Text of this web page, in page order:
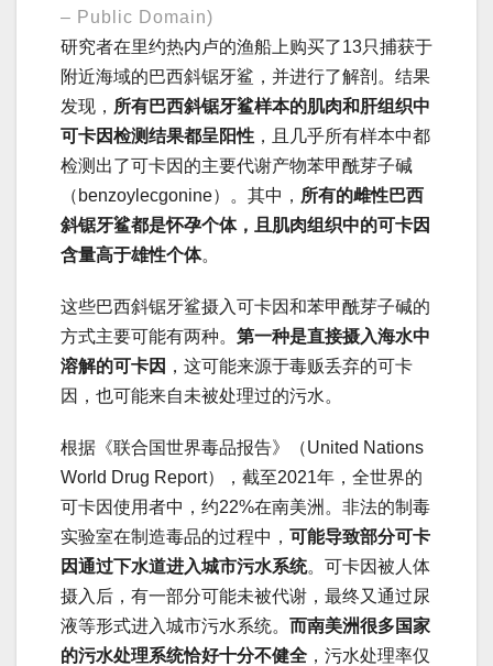
– Public Domain)
研究者在里约热内卢的渔船上购买了13只捕获于
附近海域的巴西斜锯牙鲨，并进行了解剖。结果
发现， 所有巴西斜锯牙鲨样本的肌肉和肝组织中
可卡因检测结果都呈阳性 ，且几乎所有样本中都
检测出了可卡因的主要代谢产物苯甲酰芽子碱
（benzoylecgonine）。其中， 所有的雌性巴西
斜锯牙鲨都是怀孕个体，且肌肉组织中的可卡因
含量高于雄性个体。
这些巴西斜锯牙鲨摄入可卡因和苯甲酰芽子碱的
方式主要可能有两种。 第一种是直接摄入海水中
溶解的可卡因 ，这可能来源于毒贩丢弃的可卡
因，也可能来自未被处理过的污水。
根据《联合国世界毒品报告》（United Nations
World Drug Report），截至2021年，全世界的
可卡因使用者中，约22%在南美洲。非法的制毒
实验室在制造毒品的过程中， 可能导致部分可卡
因通过下水道进入城市污水系统。可卡因被人体
摄入后，有一部分可能未被代谢，最终又通过尿
液等形式进入城市污水系统。 而南美洲很多国家
的污水处理系统恰好十分不健全 ，污水处理率仅